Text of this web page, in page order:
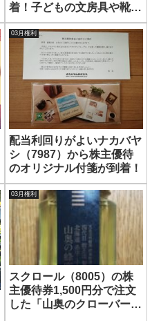
着！子どもの文房具や靴を
買うのに重宝します！
03月権利
配当利回りがよいナカバヤ
シ（7987）から株主優待
のオリジナル付箋が到着！
03月権利
スクロール（8005）の株
主優待券1,500円分で注文
した「山奥のクローバーは